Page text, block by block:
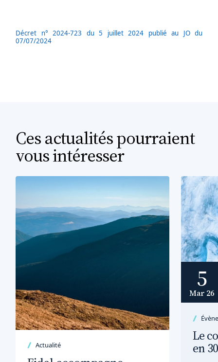
Décret n° 2024-723 du 5 juillet 2024 publié au JO du
07/07/2024
Ces actualités pourraient
vous intéresser
Actualité
5
Mar 26
Le
en